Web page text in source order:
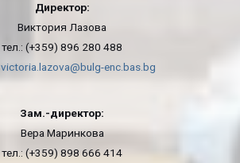
Директор:
Виктория Лазова
тел.: (+359) 896 280 488
victoria.lazova@bulg-enc.bas.bg
Зам.-директор:
Вера Маринкова
тел.: (+359) 898 666 414